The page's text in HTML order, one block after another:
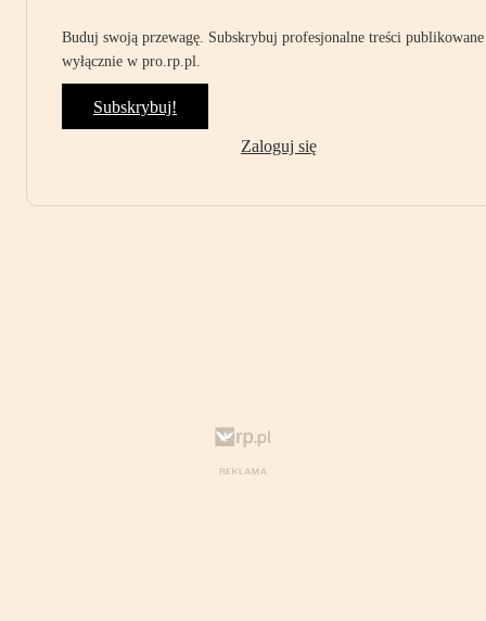
Buduj swoją przewagę. Subskrybuj profesjonalne treści publikowane
wyłącznie w pro.rp.pl.
Subskrybuj!
Zaloguj się